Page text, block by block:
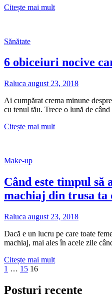
Citește mai multSecretele
Sănătate
6 obiceiuri nocive
Raluca august 23, 2018
Ai cumpărat crema minune
cu tenul tău. Trece o lună de
Citește mai mult6
tenul
Make-up
Când este timpul să
machiaj din trusa ta
Raluca august 23, 2018
Dacă e un lucru pe care toate
machiaj, mai ales în acele zile
Citește mai multCând
arunci
Paginație
articole
Previous
Page
1 … Page
15 Page
16
Posturi recente